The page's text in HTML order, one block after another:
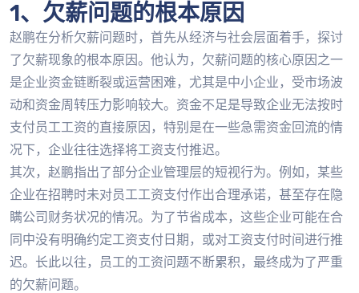
1、欠薪问题的根本原因
赵鹏在分析欠薪问题时，首先从经济与社会层面着手，探讨
了欠薪现象的根本原因。他认为，欠薪问题的核心原因之一
是企业资金链断裂或运营困难，尤其是中小企业，受市场波
动和资金周转压力影响较大。资金不足是导致企业无法按时
支付员工工资的直接原因，特别是在一些急需资金回流的情
况下，企业往往选择将工资支付推迟。
其次，赵鹏指出了部分企业管理层的短视行为。例如，某些
企业在招聘时未对员工工资支付作出合理承诺，甚至存在隐
瞒公司财务状况的情况。为了节省成本，这些企业可能在合
同中没有明确约定工资支付日期，或对工资支付时间进行推
迟。长此以往，员工的工资问题不断累积，最终成为了严重
的欠薪问题。